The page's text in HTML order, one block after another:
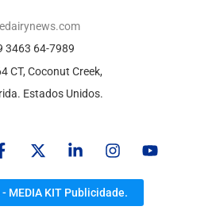
3463 64-7989
CT, Coconut Creek,
Estados Unidos.
MEDIA KIT Publicidade.